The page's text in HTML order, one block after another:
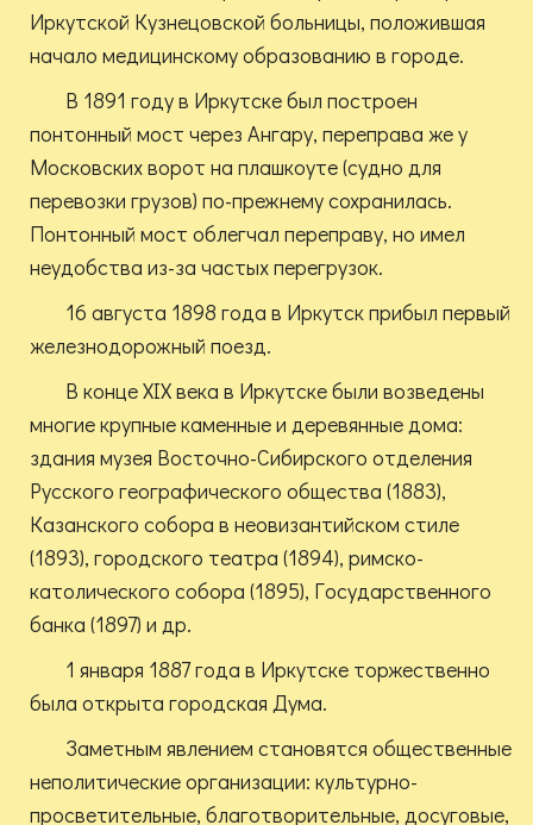
Иркутской Кузнецовской больницы, положившая
начало медицинскому образованию в городе.
В 1891 году в Иркутске был построен
понтонный мост через Ангару, переправа же у
Московских ворот на плашкоуте (судно для
перевозки грузов) по-прежнему сохранилась.
Понтонный мост облегчал переправу, но имел
неудобства из-за частых перегрузок.
16 августа 1898 года в Иркутск прибыл первый
железнодорожный поезд.
В конце XIX века в Иркутске были возведены
многие крупные каменные и деревянные дома:
здания музея Восточно-Сибирского отделения
Русского географического общества (1883),
Казанского собора в неовизантийском стиле
(1893), городского театра (1894), римско-
католического собора (1895), Государственного
банка (1897) и др.
1 января 1887 года в Иркутске торжественно
была открыта городская Дума.
Заметным явлением становятся общественные
неполитические организации: культурно-
просветительные, благотворительные, досуговые,